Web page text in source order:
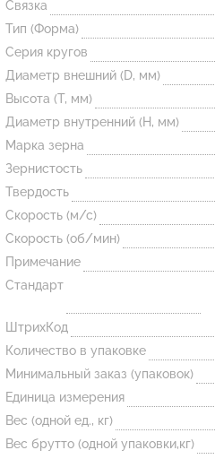
Огнеупорные
изделия
Скачать каталог
Тигель
Муфель
Черпак
Шербер
Трубка
Стержень
Подставка
Лодочка
Ковш разливочный
Желоб
Связка
Тип (Форма)
Серия кругов
Диаметр внешний (D, мм)
Высота (T, мм)
Диаметр внутренний (H, мм)
Марка зерна
Зернистость
Твердость
Скорость (м/с)
Скорость (об/мин)
Примечание
Стандарт
ШтрихКод
Количество в упаковке
Минимальный заказ (упаковок)
Единица измерения
Вес (одной ед., кг)
Вес брутто (одной упаковки,кг)